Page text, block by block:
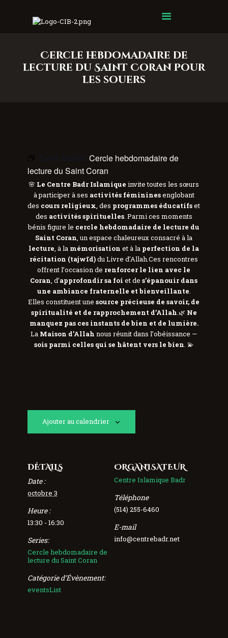
Cercle hebdomadaire de
lecture du Saint Coran pour
les souers
Centre Islamique Badr
Event Series: Cercle hebdomadaire de
lecture du Saint Coran
🌸 Le Centre Badr Islamique invite toutes les sœurs
à participer à ses activités fémininesenglobant
des cours religieux, des programmes éducatifset
des activités spirituelles. Parmi ces moments
bénis figure le cercle hebdomadaire de lecture du
Saint Coran, un espace chaleureux consacré à la
lecture, à la mémorisation et à la perfection de la
récitation (tajwīd)du Livre d’Allah.Ces rencontres
offrent l’occasion de renforcer le lien avec le
Coran, d’approfondir sa foi et des’épanouir dans
une ambiance fraternelle et bienveillante.
Elles constituent unesource précieuse de savoir, de
spiritualité et de rapprochement d’Allah.🌿 Ne
manquez pas ces instants de bien et de lumière.
La Maison d’Allah nous réunit dans l’obéissance —
sois parmi celles qui se hâtent vers le bien. 💫
Ajouter au calendrier
DÉTAILS
Date :
octobre 3
Heure :
13:30 - 16:30
Series:
Cercle hebdomadaire de
lecture du Saint Coran
Catégorie d’Évènement:
eventsList
ORGANISATEUR
Centre Islamique Badr
Téléphone
(514) 255-6460
E-mail
info@centrebadr.net